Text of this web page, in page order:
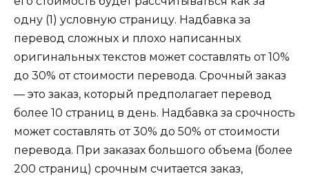
одну (1) условную страницу. Надбавка за
перевод сложных и плохо написанных
оригинальных текстов может составлять от 10%
до 30% от стоимости перевода. Срочный заказ
— это заказ, который предполагает перевод
более 10 страниц в день. Надбавка за срочность
может составлять от 30% до 50% от стоимости
перевода. При заказах большого объема (более
200 страниц) срочным считается заказ,